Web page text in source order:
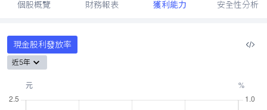
個股概覽 財務報表 獲利能力 安全性分析
現金股利發放率
近5年